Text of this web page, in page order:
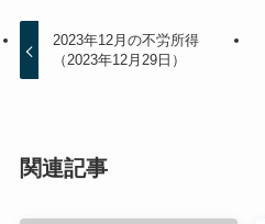
2023年12月の不労所得
（2023年12月29日）
関連記事